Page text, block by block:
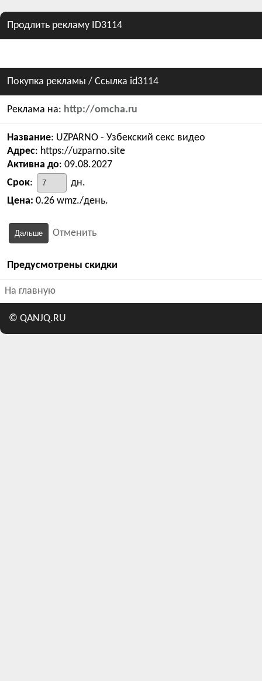
Продлить рекламу ID3114
Покупка рекламы / Ссылка id3114
Реклама на: http://omcha.ru
Название: UZPARNO - Узбекский секс видео
Адрес: https://uzparno.site
Активна до: 09.08.2027
Срок:
дн.
Цена: 0.26 wmz./день.
Отменить
Предусмотрены скидки
На главную
© QANJQ.RU